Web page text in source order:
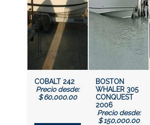
COBALT 242
Precio desde:
$60,000.00
BOSTON
WHALER 305
CONQUEST
2006
Precio desde:
$150,000.00